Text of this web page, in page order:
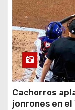
Cachorros
jonrones en el